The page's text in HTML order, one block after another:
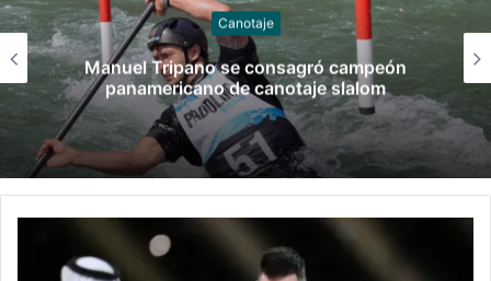
Gimnasia
Las claves del fallo que condenó a
Molinari por grooming